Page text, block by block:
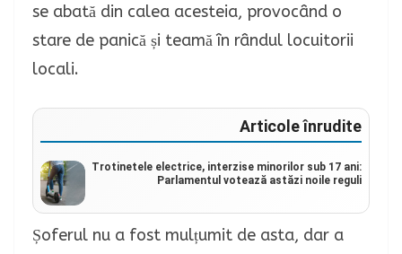
se abată din calea acesteia, provocând o
stare de panică și teamă în rândul locuitorii
locali.
Articole înrudite
Trotinetele electrice, interzise minorilor sub 17 ani:
Parlamentul votează astăzi noile reguli
Șoferul nu a fost mulțumit de asta, dar a